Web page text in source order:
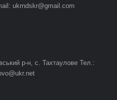
ukrndskr@gmail.com
р-н, с. Тахтаулове Тел.: